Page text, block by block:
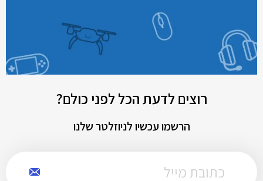
רוצים לדעת הכל לפני כולם?
הרשמו עכשיו לניוזלטר שלנו